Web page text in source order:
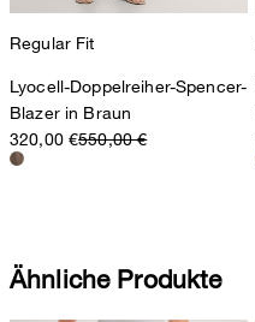
Regular Fit
Lyocell-Doppelreiher-Spencer-
Blazer in Braun
320,00 €550,00 €
Ähnliche Produkte